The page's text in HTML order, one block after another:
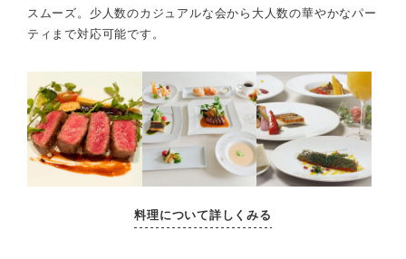
スムーズ。少人数のカジュアルな会から大人数の華やかなパー
ティまで対応可能です。
料理について詳しくみる